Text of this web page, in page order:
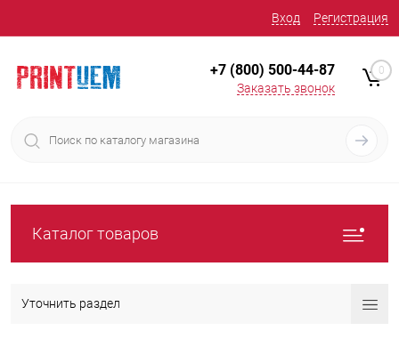
Вход Регистрация
+7 (800) 500-44-87
Заказать звонок
0
Каталог товаров
Уточнить раздел